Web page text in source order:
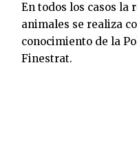
En todos los casos la
animales se realiza
conocimiento de la
Finestrat.